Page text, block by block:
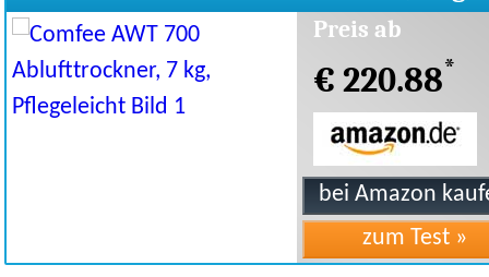
Pflegeleicht
Preis ab
€ 220.88*